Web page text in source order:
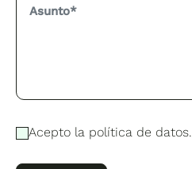
Acepto la política de datos.